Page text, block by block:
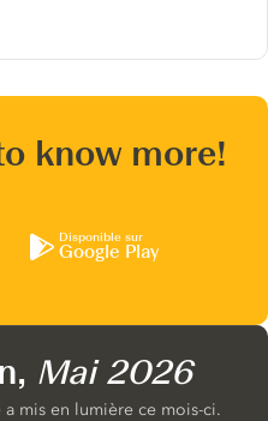
know more!
Disponible sur
Google Play
Mai 2026
mis en lumière ce mois-ci.